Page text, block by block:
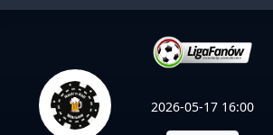
2026-05-17 16:00